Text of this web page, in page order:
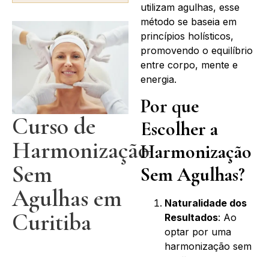
Curso de
Harmonização
Sem
Agulhas em
Curitiba
utilizam agulhas, esse
método se baseia em
princípios holísticos,
promovendo o equilíbrio
entre corpo, mente e
energia.
Por que
Escolher a
Harmonização
Sem Agulhas?
Naturalidade dos
Resultados: Ao
optar por uma
harmonização sem